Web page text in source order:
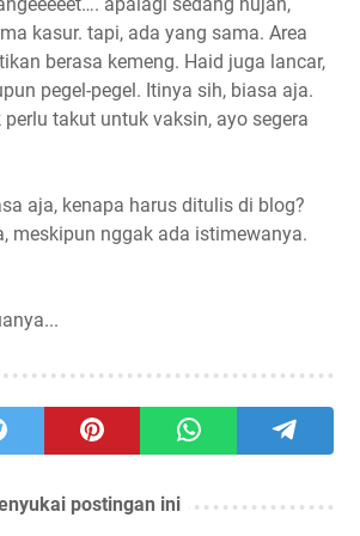
kasur. tapi, ada yang sama. Area
berasa kemeng. Haid juga lancar,
pegel-pegel. Itinya sih, biasa aja.
takut untuk vaksin, ayo segera
aja, kenapa harus ditulis di blog?
meskipun nggak ada istimewanya.
postingan ini